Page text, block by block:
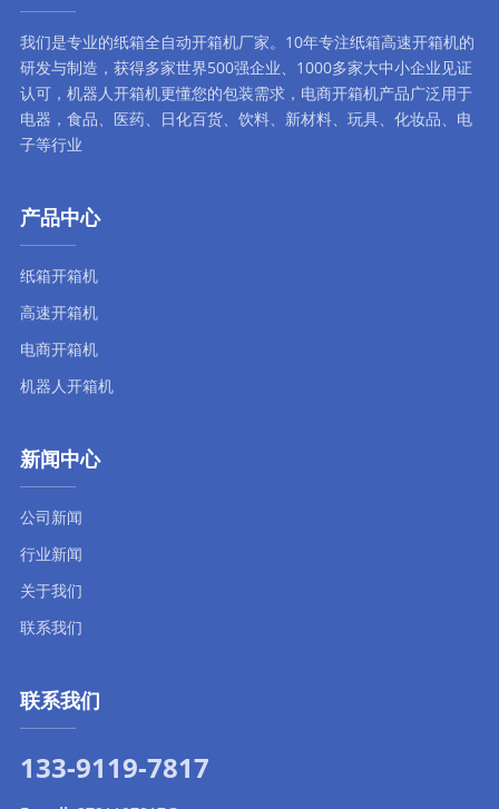
我们是专业的纸箱全自动开箱机厂家。10年专注纸箱高速开箱机的
研发与制造，获得多家世界500强企业、1000多家大中小企业见证
认可， 机器人开箱机更懂您的包装需求， 电商开箱机产品广泛用于
电器，食品、医药、日化百货、饮料、新材料、玩具、化妆品、电
子等行业
产品中心
纸箱开箱机
高速开箱机
电商开箱机
机器人开箱机
新闻中心
公司新闻
行业新闻
关于我们
联系我们
联系我们
133-9119-7817